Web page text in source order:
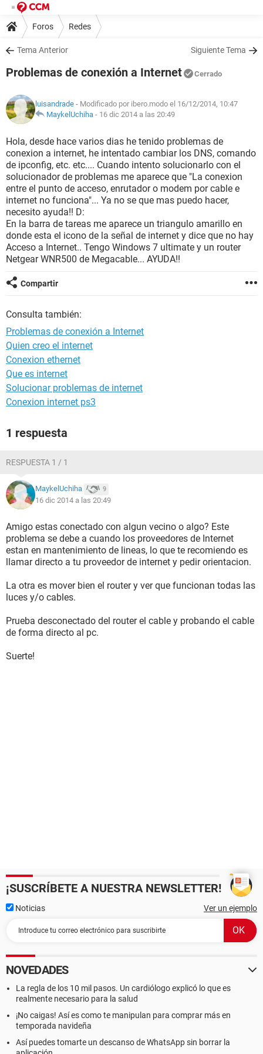
Foros Redes
Tema Anterior Siguiente Tema
Problemas de conexión a Internet Cerrado
luisandrade - Modificado por ibero.modo el 16/12/2014, 10:47
MaykelUchiha - 16 dic 2014 a las 20:49
Hola, desde hace varios dias he tenido problemas de
conexion a internet, he intentado cambiar los DNS, comando
de ipconfig, etc. etc.... Cuando intento solucionarlo con el
solucionador de problemas me aparece que "La conexion
entre el punto de acceso, enrutador o modem por cable e
internet no funciona"... Ya no se que mas puedo hacer,
necesito ayuda!! D:
En la barra de tareas me aparece un triangulo amarillo en
donde esta el icono de la señal de internet y dice que no hay
Acceso a Internet.. Tengo Windows 7 ultimate y un router
Netgear WNR500 de Megacable... AYUDA!!
Compartir
Consulta también:
Problemas de conexión a Internet
Quien creo el internet
Conexion ethernet
Que es internet
Solucionar problemas de internet
Conexion internet ps3
1 respuesta
RESPUESTA 1 / 1
MaykelUchiha 9
16 dic 2014 a las 20:49
Amigo estas conectado con algun vecino o algo? Este
problema se debe a cuando los proveedores de Internet
estan en mantenimiento de lineas, lo que te recomiendo es
llamar directo a tu proveedor de internet y pedir orientacion.
La otra es mover bien el router y ver que funcionan todas las
luces y/o cables.
Prueba desconectado del router el cable y probando el cable
de forma directo al pc.
Suerte!
¡SUSCRÍBETE A NUESTRA NEWSLETTER!
Noticias Ver un ejemplo
NOVEDADES
La regla de los 10 mil pasos. Un cardiólogo explicó lo que es
realmente necesario para la salud
¡No caigas! Así es como te manipulan para comprar más en
temporada navideña
Así puedes tomarte un descanso de WhatsApp sin borrar la